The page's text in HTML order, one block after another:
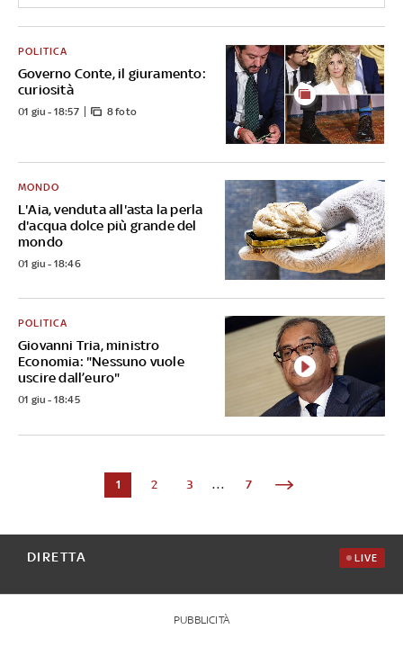
Governo Conte, il giuramento:
curiosità
POLITICA
01 giu - 18:57 8 foto
L'Aia, venduta all'asta la perla
d'acqua dolce più grande del
mondo
MONDO
01 giu - 18:46
Giovanni Tria, ministro
Economia: "Nessuno vuole
uscire dall’euro"
POLITICA
01 giu - 18:45
1 2 3 ... 7
DIRETTA LIVE
PUBBLICITÀ